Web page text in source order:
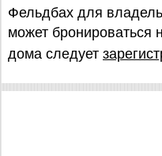
Фельдбах для
может бронироваться
дома следует